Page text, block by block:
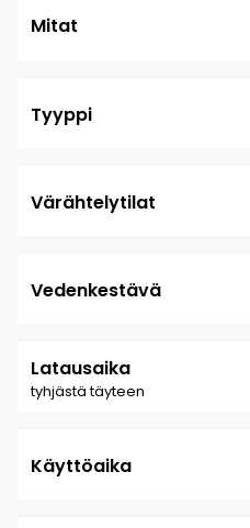
Mitat
Tyyppi
Värähtelytilat
Vedenkestävä
Latausaika
tyhjästä täyteen
Käyttöaika